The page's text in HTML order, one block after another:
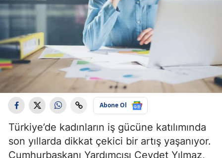
Abone Ol
Türkiye’de kadınların iş gücüne katılımında
son yıllarda dikkat çekici bir artış yaşanıyor.
Cumhurbaşkanı Yardımcısı Cevdet Yılmaz,